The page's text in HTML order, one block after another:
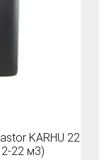
KARHU 22
22 м3)